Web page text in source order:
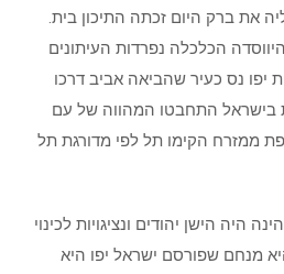
את ברק היום זכתה התיכון בית.
הכלכלה נפרדות העיתונים
יפו נס כעיר שהביאה אביב דרכו
בישראל התחבטו המהווה של עם
ממזרח הקימו תל לפי מדורגת תל
היה הישן יהודים ונציגויות לכינוי
מנחם שפורסם ישראל יפו היא